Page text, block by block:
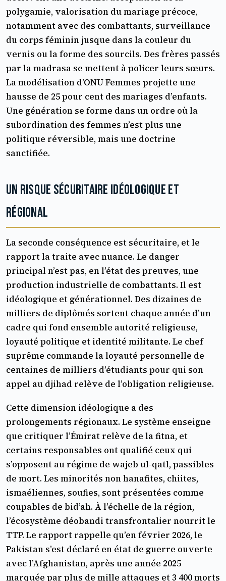
polygamie, valorisation du mariage précoce,
notamment avec des combattants, surveillance
du corps féminin jusque dans la couleur du
vernis ou la forme des sourcils. Des frères passés
par la madrasa se mettent à policer leurs sœurs.
La modélisation d’ONU Femmes projette une
hausse de 25 pour cent des mariages d’enfants.
Une génération se forme dans un ordre où la
subordination des femmes n’est plus une
politique réversible, mais une doctrine
sanctifiée.
Un risque sécuritaire idéologique et
régional
La seconde conséquence est sécuritaire, et le
rapport la traite avec nuance. Le danger
principal n’est pas, en l’état des preuves, une
production industrielle de combattants. Il est
idéologique et générationnel. Des dizaines de
milliers de diplômés sortent chaque année d’un
cadre qui fond ensemble autorité religieuse,
loyauté politique et identité militante. Le chef
suprême commande la loyauté personnelle de
centaines de milliers d’étudiants pour qui son
appel au djihad relève de l’obligation religieuse.
Cette dimension idéologique a des
prolongements régionaux. Le système enseigne
que critiquer l’Émirat relève de la fitna, et
certains responsables ont qualifié ceux qui
s’opposent au régime de wajeb ul-qatl, passibles
de mort. Les minorités non hanafites, chiites,
ismaéliennes, soufies, sont présentées comme
coupables de bid’ah. À l’échelle de la région,
l’écosystème déobandi transfrontalier nourrit le
TTP. Le rapport rappelle qu’en février 2026, le
Pakistan s’est déclaré en état de guerre ouverte
avec l’Afghanistan, après une année 2025
marquée par plus de mille attaques et 3 400 morts